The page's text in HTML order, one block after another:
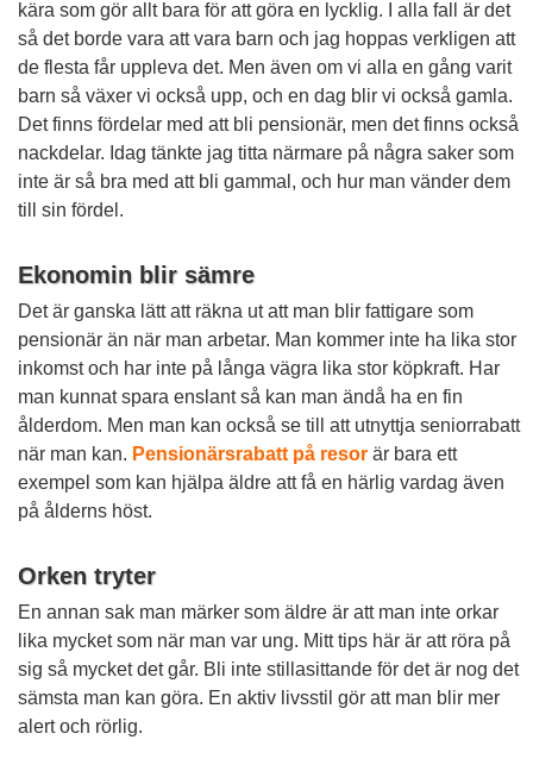
kära som gör allt bara för att göra en lycklig. I alla fall är det
så det borde vara att vara barn och jag hoppas verkligen att
de flesta får uppleva det. Men även om vi alla en gång varit
barn så växer vi också upp, och en dag blir vi också gamla.
Det finns fördelar med att bli pensionär, men det finns också
nackdelar. Idag tänkte jag titta närmare på några saker som
inte är så bra med att bli gammal, och hur man vänder dem
till sin fördel.
Ekonomin blir sämre
Det är ganska lätt att räkna ut att man blir fattigare som
pensionär än när man arbetar. Man kommer inte ha lika stor
inkomst och har inte på långa vägra lika stor köpkraft. Har
man kunnat spara enslant så kan man ändå ha en fin
ålderdom. Men man kan också se till att utnyttja seniorrabatt
när man kan. Pensionärsrabatt på resorär bara ett
exempel som kan hjälpa äldre att få en härlig vardag även
på ålderns höst.
Orken tryter
En annan sak man märker som äldre är att man inte orkar
lika mycket som när man var ung. Mitt tips här är att röra på
sig så mycket det går. Bli inte stillasittande för det är nog det
sämsta man kan göra. En aktiv livsstil gör att man blir mer
alert och rörlig.